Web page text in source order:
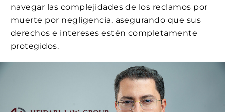
navegar las complejidades de los reclamos por
muerte por negligencia, asegurando que sus
derechos e intereses estén completamente
protegidos.